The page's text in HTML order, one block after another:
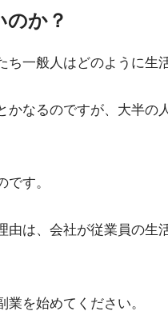
のか？
一般人はどのように生
かなるのですが、大半の
す。
由は、会社が従業員の生
を始めてください。